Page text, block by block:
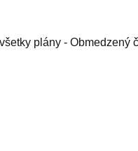
plány - Obmedzený